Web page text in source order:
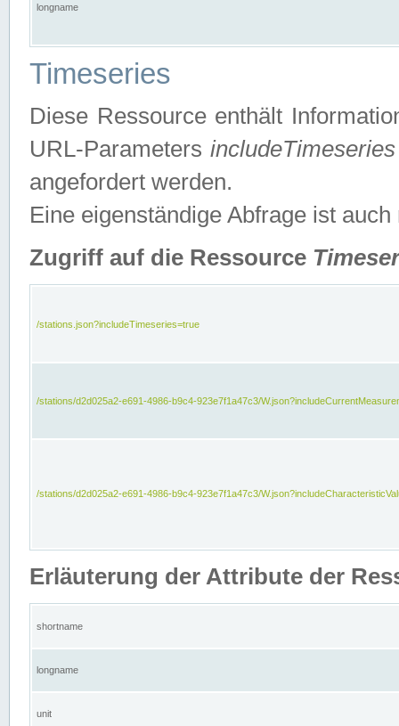
longname
Timeseries
Diese Ressource enthält
URL-ParametersincludeTimeseries
angefordert werden.
Eine eigenständige Abfrage ist auch
Zugriff auf die Ressource
/stations.json?includeTimeseries=true
/stations/d2d025a2-e691-4986-b9c4-923e7f1a47c3/
/stations/d2d025a2-e691-4986-b9c4-923e7f1a47c3/
Erläuterung der Attribute der
shortname
longname
unit